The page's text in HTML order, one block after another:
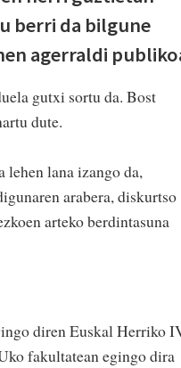
berri da bilgune
agerraldi
gutxi sortu da. Bost
dute.
lehen lana izango da,
arabera, diskurtso
arteko berdintasuna
diren Euskal Herriko
fakultatean egingo dira